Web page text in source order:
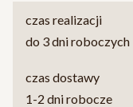
czas realizacji
do 3 dni roboczych
czas dostawy
1-2 dni robocze